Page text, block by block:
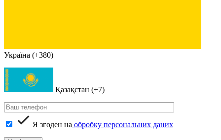
Україна (+380)
Қазақстан (+7)
Я згоден на обробку персональних даних